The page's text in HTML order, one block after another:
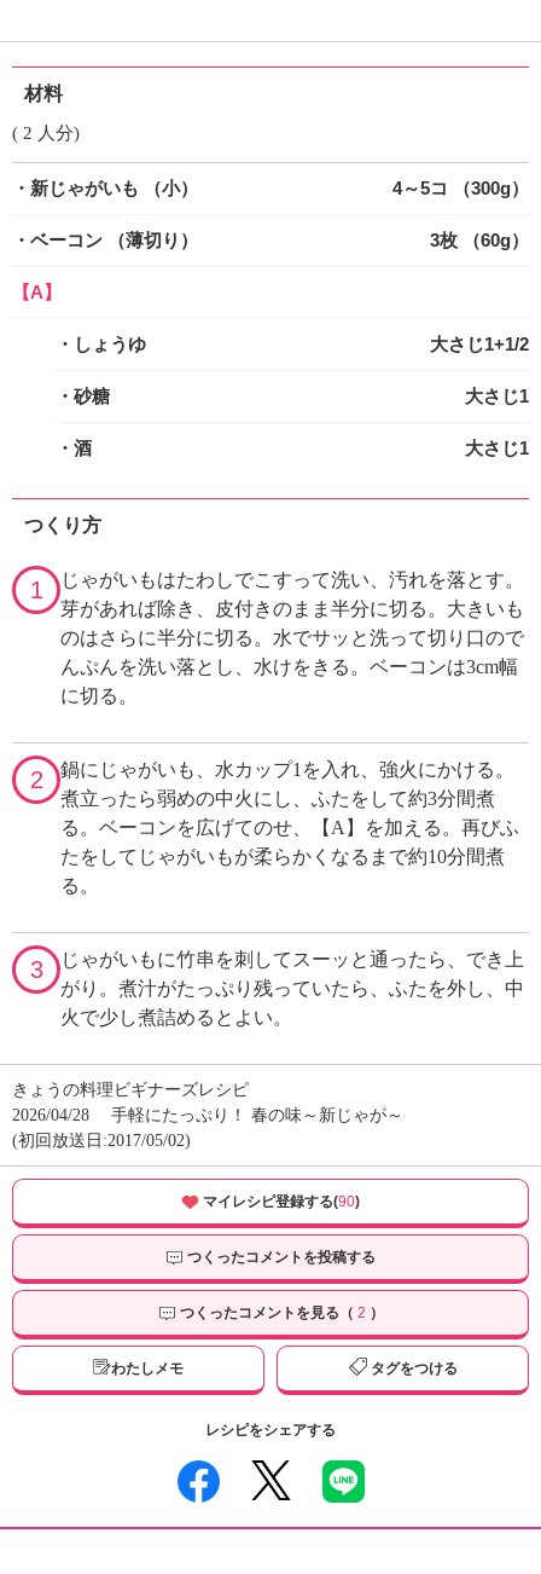
材料
( 2 人分)
・新じゃがいも （小） 4～5コ （300g）
・ベーコン （薄切り） 3枚 （60g）
【A】
・しょうゆ 大さじ1+1/2
・砂糖 大さじ1
・酒 大さじ1
つくり方
1
じゃがいもはたわしでこすって洗い、汚れを落とす。
芽があれば除き、皮付きのまま半分に切る。大きいも
のはさらに半分に切る。水でサッと洗って切り口ので
んぷんを洗い落とし、水けをきる。ベーコンは3cm幅
に切る。
2
鍋にじゃがいも、水カップ1を入れ、強火にかける。
煮立ったら弱めの中火にし、ふたをして約3分間煮
る。ベーコンを広げてのせ、【A】を加える。再びふ
たをしてじゃがいもが柔らかくなるまで約10分間煮
る。
3
じゃがいもに竹串を刺してスーッと通ったら、でき上
がり。煮汁がたっぷり残っていたら、ふたを外し、中
火で少し煮詰めるとよい。
きょうの料理ビギナーズレシピ
2026/04/28
手軽にたっぷり！ 春の味～新じゃが～
(初回放送日:2017/05/02)
マイレシピ登録する(90)
つくったコメントを投稿する
つくったコメントを見る（ 2 ）
わたしメモ タグをつける
レシピをシェアする